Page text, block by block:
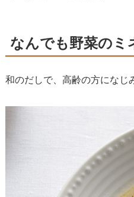
なんでも野菜のミ
和のだしで、高齢の方になじ